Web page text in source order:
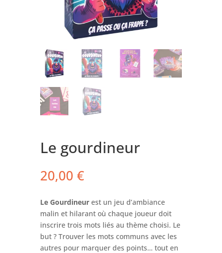
Le gourdineur
20,00 €
Le Gourdineurest un jeu d’ambiance
malin et hilarant où chaque joueur doit
inscrire trois mots liés au thème choisi. Le
but ? Trouver les mots communs avec les
autres pour marquer des points… tout en